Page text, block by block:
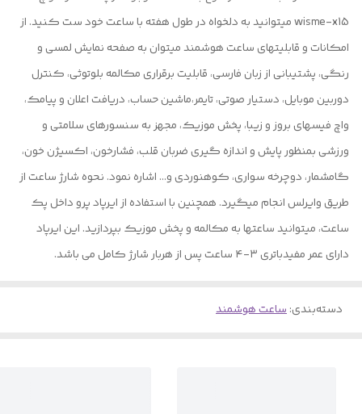
wisme-x15 میتوانید به دلخواه در طول هفته با ساعت خود ست کنید. از
امکانات و قابلیتهای ساعت هوشمند میتوان به صفحه نمایش لمسی و
رنگی، پشتیبانی از زبان فارسی، قابلیت برقراری مکالمه بلوتوثی، کنترل
دوربین موبایل، دستیار صوتی، تایمر،ماشین حساب، دریافت اعلان و پیامک،
واچ فیسهای بروز و زیبا، پخش موزیک، مجهز به سنسورهای سلامتی و
ورزشی بمنظور پایش و اندازه گیری ضربان قلب، فشارخون، اکسیژن خون،
گامشمار، دوچرخه سواری، کوهنوردی و... اشاره نمود. نحوه شارژ ساعت از
طریق وایرلس انجام میگیرد. همچنین با استفاده از ایرپاد پرو داخل پک
ساعت، میتوانید ساعتها به مکالمه و پخش موزیک بپردازید. این ایرپاد
دارای عمر مفیدباتری ۳-۴ ساعت پس از هربار شارژ کامل می باشد.
دسته‌بندی:ساعت هوشمند